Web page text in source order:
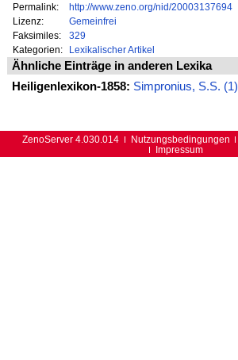
Permalink:
http://www.zeno.org/nid/20003137694
Lizenz:
Gemeinfrei
Faksimiles:
329
Kategorien:
Lexikalischer Artikel
Ähnliche Einträge in anderen Lexika
Heiligenlexikon-1858: Simpronius, S.S. (1)
ZenoServer 4.030.014 Nutzungsbedingungen
Impressum